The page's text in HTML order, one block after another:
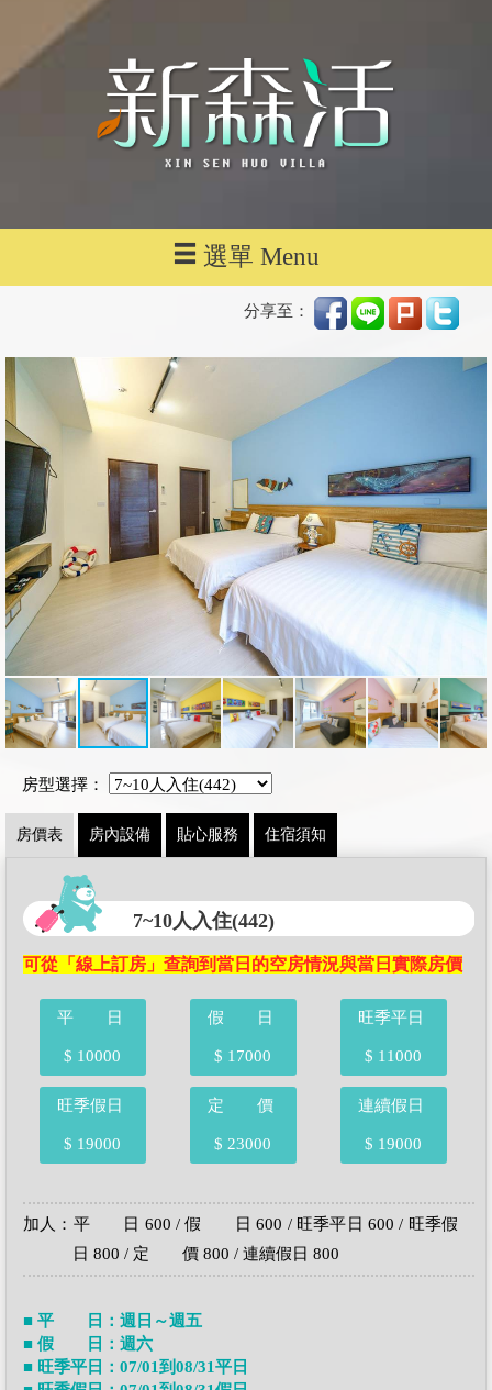
選單 Menu
分享至：
房型選擇：
房價表 房內設備 貼心服務 住宿須知
7~10人入住(442)
可從「線上訂房」查詢到當日的空房情況與當日實際房價
平 日
$ 10000
假 日
$ 17000
旺季平日
$ 11000
旺季假日
$ 19000
定 價
$ 23000
連續假日
$ 19000
加人：平 日 600 / 假 日 600 / 旺季平日 600 / 旺季假
日 800 / 定 價 800 / 連續假日 800
■ 平 日：週日～週五
■ 假 日：週六
■ 旺季平日：07/01到08/31平日